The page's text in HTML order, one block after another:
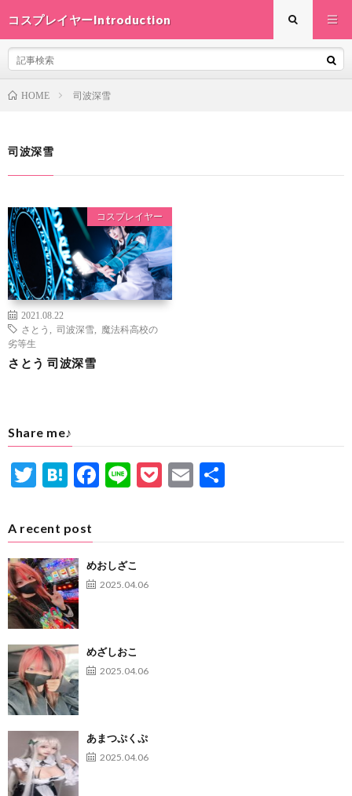
コスプレイヤーIntroduction
HOME 司波深雪
司波深雪
コスプレイヤー
2021.08.22
さとう
司波深雪
魔法科高校の
劣等生
さとう 司波深雪
Share me♪
T
itt
er
H
e
n
a
F
b
o
Li P
t
E
l
A recent post
めおしざこ
2025.04.06
めざしおこ
2025.04.06
あまつぷくぷ
2025.04.06